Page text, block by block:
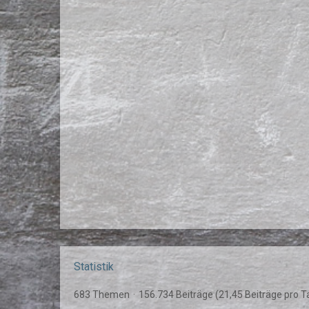
Statistik
683 Themen 156.734 Beiträge (21,45 Beiträge pro